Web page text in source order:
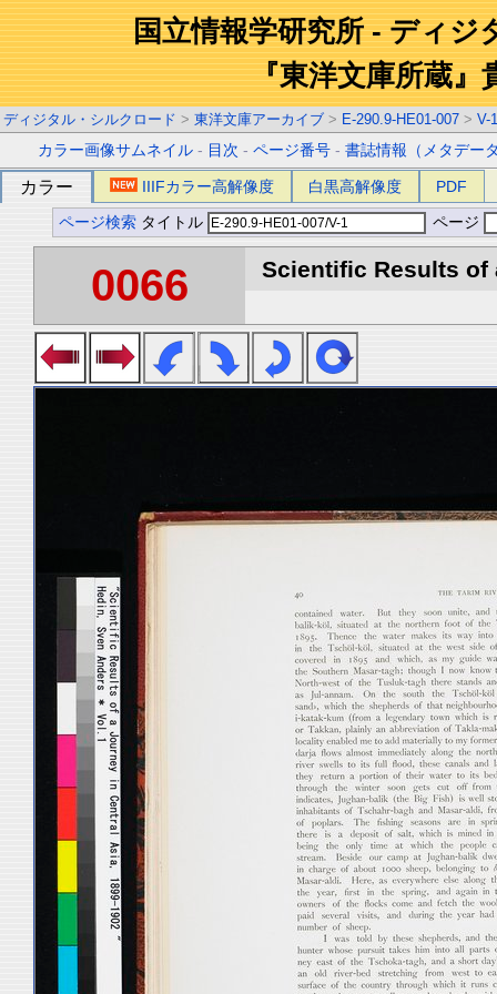
国立情報学研究所 - ディジ
『東洋文庫所蔵』
ディジタル・シルクロード > 東洋文庫アーカイブ > E-290.9-HE01-007 > V-1
カラー画像サムネイル - 目次 -ページ番号 -書誌情報（メタデー
カラー IIIFカラー高解像度 白黒高解像度 PDF
ページ検索 タイトル ページ
0066 Scientific Results of